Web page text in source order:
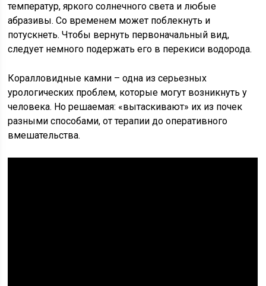
температур, яркого солнечного света и любые
абразивы. Со временем может поблекнуть и
потускнеть. Чтобы вернуть первоначальный вид,
следует немного подержать его в перекиси водорода.
Коралловидные камни – одна из серьезных
урологических проблем, которые могут возникнуть у
человека. Но решаемая: «вытаскивают» их из почек
разными способами, от терапии до оперативного
вмешательства.